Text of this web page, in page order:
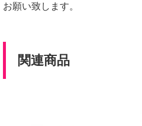
お願い致します。
関連商品